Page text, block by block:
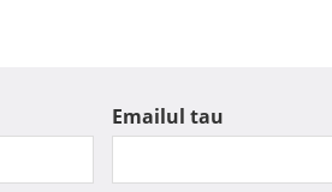
Emailul tau